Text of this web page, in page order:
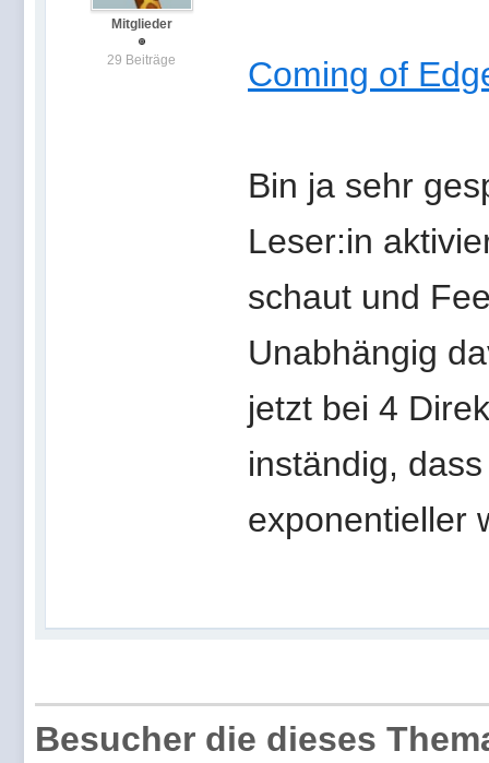
Mitglieder
29 Beiträge Coming of
Bin ja sehr
Leser:in
schaut und
Unabhängig
jetzt bei 4
inständig,
exponentieller
Besucher die dieses